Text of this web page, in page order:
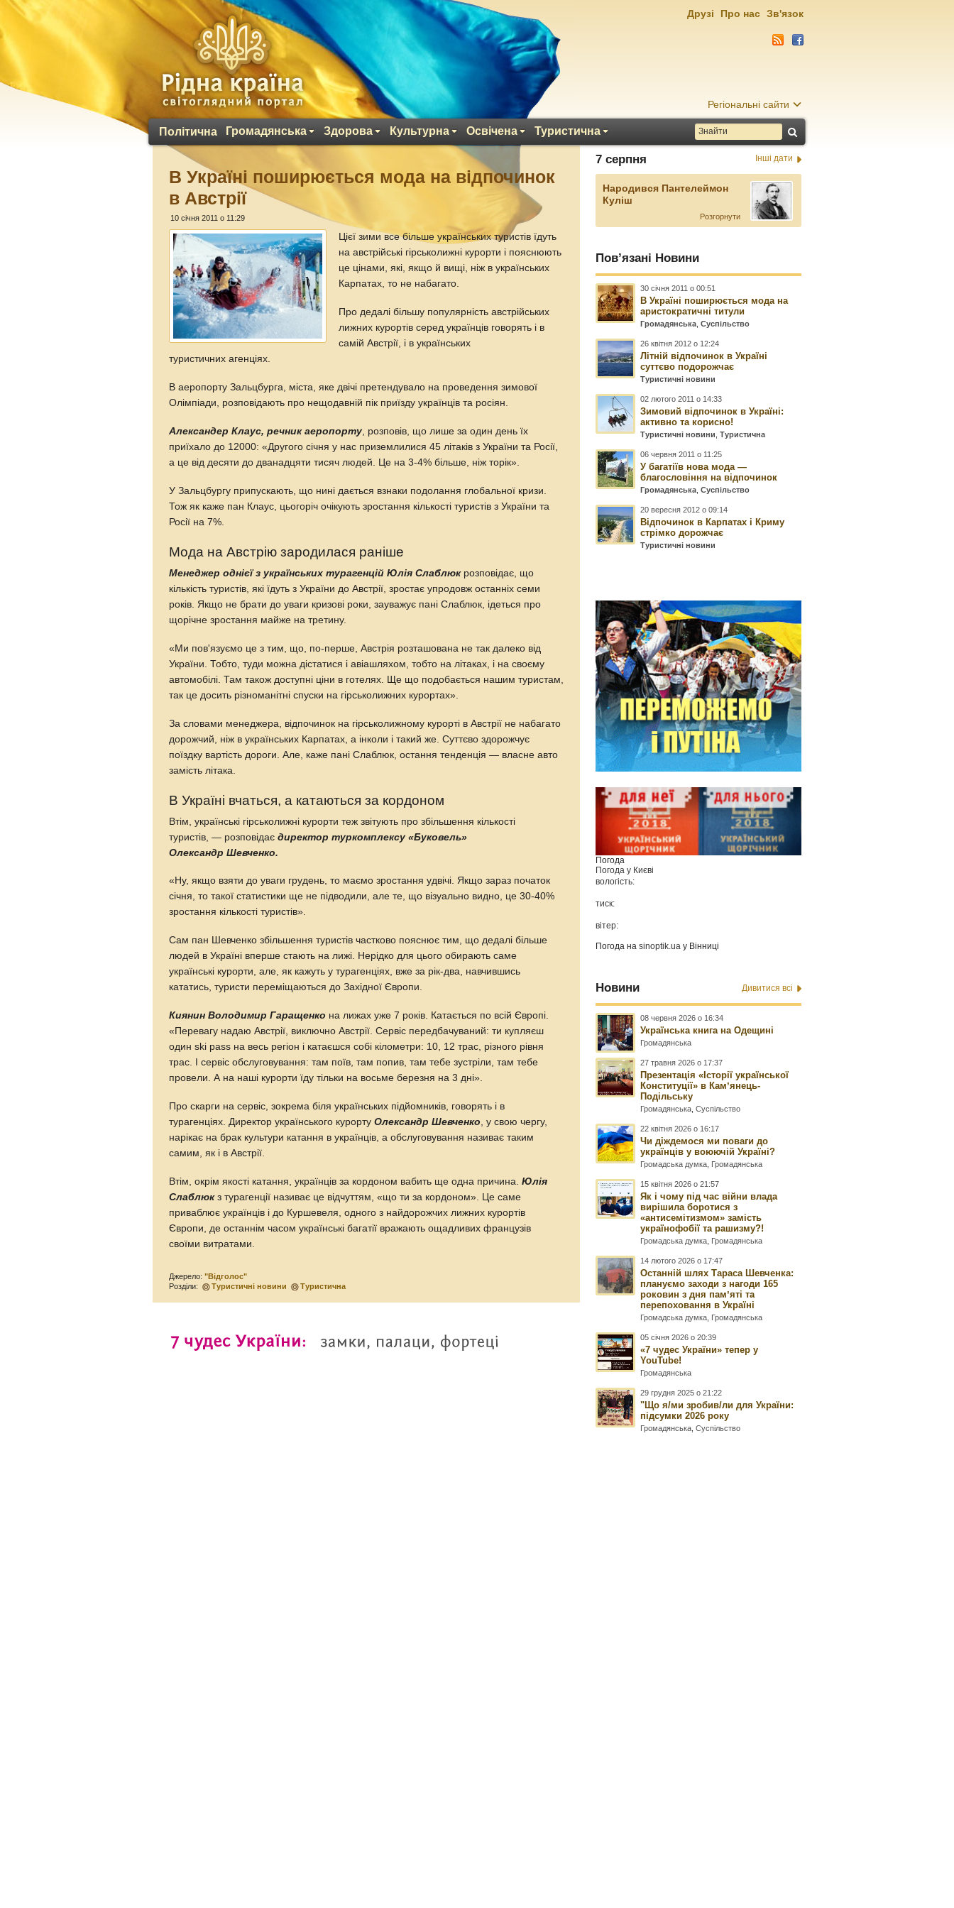
Регіональні сайти
Політична Громадянська Здорова Культурна Освічена Туристична
Друзі Про нас Зв'язок
В Україні поширюється мода на відпочинок
в Австрії
10 січня 2011 о 11:29
Цієї зими все більше українських туристів їдуть
на австрійські гірськолижні курорти і пояснюють
це цінами, які, якщо й вищі, ніж в українських
Карпатах, то не набагато.
Про дедалі більшу популярність австрійських
лижних курортів серед українців говорять і в
самій Австрії, і в українських
туристичних агенціях.
В аеропорту Зальцбурга, міста, яке двічі претендувало на проведення зимової
Олімпіади, розповідають про нещодавній пік приїзду українців та росіян.
Александер Клаус, речник аеропорту , розповів, що лише за один день їх
приїхало до 12000: «Другого січня у нас приземлилися 45 літаків з України та Росії,
а це від десяти до дванадцяти тисяч людей. Це на 3-4% більше, ніж торік».
У Зальцбургу припускають, що нині дається взнаки подолання глобальної кризи.
Тож як каже пан Клаус, цьогоріч очікують зростання кількості туристів з України та
Росії на 7%.
Мода на Австрію зародилася раніше
Менеджер однієї з українських турагенцій Юлія Слаблюкрозповідає, що
кількість туристів, які їдуть з України до Австрії, зростає упродовж останніх семи
років. Якщо не брати до уваги кризові роки, зауважує пані Слаблюк, ідеться про
щорічне зростання майже на третину.
«Ми пов'язуємо це з тим, що, по-перше, Австрія розташована не так далеко від
України. Тобто, туди можна дістатися і авіашляхом, тобто на літаках, і на своєму
автомобілі. Там також доступні ціни в готелях. Ще що подобається нашим туристам,
так це досить різноманітні спуски на гірськолижних курортах».
За словами менеджера, відпочинок на гірськолижному курорті в Австрії не набагато
дорожчий, ніж в українських Карпатах, а інколи і такий же. Суттєво здорожчує
поїздку вартість дороги. Але, каже пані Слаблюк, остання тенденція — власне авто
замість літака.
В Україні вчаться, а катаються за кордоном
Втім, українські гірськолижні курорти теж звітують про збільшення кількості
туристів, — розповідаєдиректор туркомплексу «Буковель»
Олександр Шевченко.
«Ну, якщо взяти до уваги грудень, то маємо зростання удвічі. Якщо зараз початок
січня, то такої статистики ще не підводили, але те, що візуально видно, це 30-40%
зростання кількості туристів».
Сам пан Шевченко збільшення туристів частково пояснює тим, що дедалі більше
людей в Україні вперше стають на лижі. Нерідко для цього обирають саме
українські курорти, але, як кажуть у турагенціях, вже за рік-два, навчившись
кататись, туристи переміщаються до Західної Європи.
Киянин Володимир Гаращенко на лижах уже 7 років. Катається по всій Європі.
«Перевагу надаю Австрії, виключно Австрії. Сервіс передбачуваний: ти купляєш
один ski pass на весь регіон і катаєшся собі кілометри: 10, 12 трас, різного рівня
трас. І сервіс обслуговування: там поїв, там попив, там тебе зустріли, там тебе
провели. А на наші курорти їду тільки на восьме березня на 3 дні».
Про скарги на сервіс, зокрема біля українських підйомників, говорять і в
турагенціях. Директор українського курортуОлександр Шевченко, у свою чергу,
нарікає на брак культури катання в українців, а обслуговування називає таким
самим, як і в Австрії.
Втім, окрім якості катання, українців за кордоном вабить ще одна причина.Юлія
Слаблюкз турагенції називає це відчуттям, «що ти за кордоном». Це саме
приваблює українців і до Куршевеля, одного з найдорожчих лижних курортів
Європи, де останнім часом українські багатії вражають ощадливих французів
своїми витратами.
Джерело:"Відголос"
Розділи:
Туристичні новини Туристична
7 серпня Інші дати
Народився Пантелеймон
Куліш
Розгорнути
Пов’язані Новини
30 січня 2011 о 00:51
В Україні поширюється мода на
аристократичні титули
Громадянська ,Суспільство
26 квітня 2012 о 12:24
Літній відпочинок в Україні
суттєво подорожчає
Туристичні новини
02 лютого 2011 о 14:33
Зимовий відпочинок в Україні:
активно та корисно!
Туристичні новини ,Туристична
06 червня 2011 о 11:25
У багатіїв нова мода —
благословіння на відпочинок
Громадянська ,Суспільство
20 вересня 2012 о 09:14
Відпочинок в Карпатах і Криму
стрімко дорожчає
Туристичні новини
Погода
Погода у Києві
вологість:
тиск:
вітер:
Погода наsinoptik.ua у Вінниці
Новини Дивитися всі
08 червня 2026 о 16:34
Українська книга на Одещині
Громадянська
27 травня 2026 о 17:37
Презентація «Історії української
Конституції» в Камʼянець-
Подільську
Громадянська ,Суспільство
22 квітня 2026 о 16:17
Чи діждемося ми поваги до
українців у воюючій Україні?
Громадська думка Громадянська
15 квітня 2026 о 21:57
Як і чому під час війни влада
вирішила боротися з
«антисемітизмом» замість
українофобії та рашизму?!
Громадська думка Громадянська
14 лютого 2026 о 17:47
Останній шлях Тараса Шевченка:
плануємо заходи з нагоди 165
роковин з дня памʼяті та
перепоховання в Україні
Громадська думка Громадянська
05 січня 2026 о 20:39
«7 чудес України» тепер у
YouTube!
Громадянська
29 грудня 2025 о 21:22
"Що я/ми зробив/ли для України:
підсумки 2026 року
Громадянська ,Суспільство